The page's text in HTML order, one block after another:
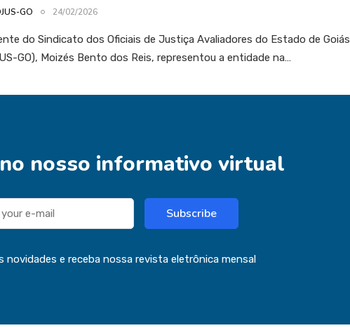
GO 24/02/2026
do Sindicato dos Oficiais de Justiça Avaliadores do Estado de Goiás
GO), Moizés Bento dos Reis, representou a entidade na…
nosso informativo virtual
Subscribe
novidades e receba nossa revista eletrônica mensal